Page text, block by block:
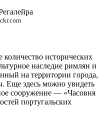
исторических
наследие римлян и
на территории города,
Еще здесь можно увидеть
сооружение — «Часовня
португальских